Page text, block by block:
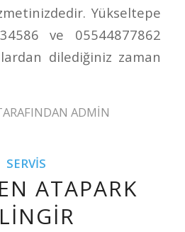
Yükseltepe
ve 05544877862
dilediğiniz zaman
ADMIN
SERVIS
ATAPARK